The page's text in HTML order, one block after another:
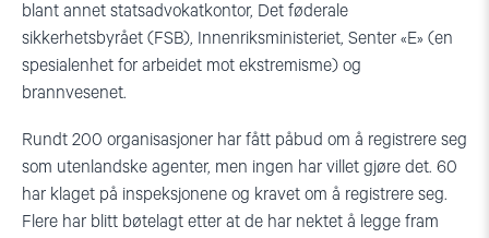
blant annet statsadvokatkontor, Det føderale
sikkerhetsbyrået (FSB), Innenriksministeriet, Senter «E» (en
spesialenhet for arbeidet mot ekstremisme) og
brannvesenet.
Rundt 200 organisasjoner har fått påbud om å registrere seg
som utenlandske agenter, men ingen har villet gjøre det. 60
har klaget på inspeksjonene og kravet om å registrere seg.
Flere har blitt bøtelagt etter at de har nektet å legge fram